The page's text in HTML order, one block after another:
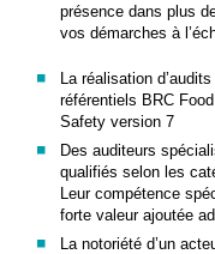
présence dans plus
vos démarches à
La réalisation
référentiels BRC
Safety version 7
Des auditeurs
qualifiés selon les
Leur compétence
forte valeur ajoutée
La notoriété d’un